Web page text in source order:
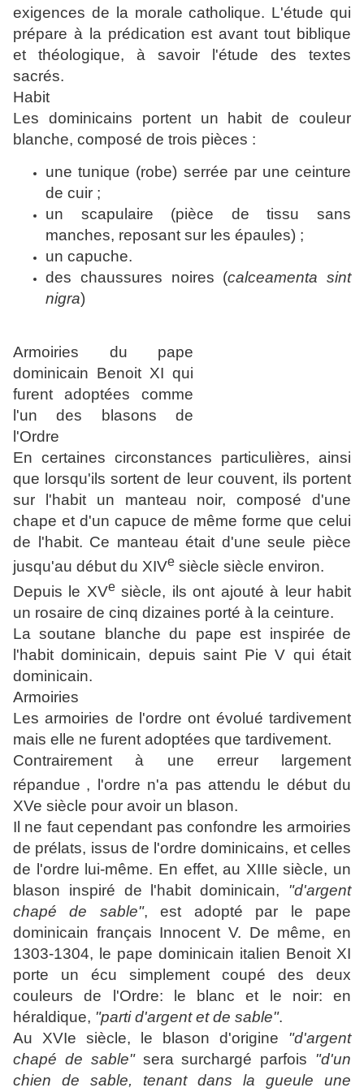
exigences de la morale catholique. L'étude qui
prépare à la prédication est avant tout biblique
et théologique, à savoir l'étude des textes
sacrés.
Habit
Les dominicains portent un habit de couleur
blanche, composé de trois pièces :
une tunique (robe) serrée par une ceinture
de cuir ;
un scapulaire (pièce de tissu sans
manches, reposant sur les épaules) ;
un capuche.
des chaussures noires (calceamenta sint
nigra)
Armoiries du pape
dominicain Benoit XI qui
furent adoptées comme
l'un des blasons de
l'Ordre
En certaines circonstances particulières, ainsi
que lorsqu'ils sortent de leur couvent, ils portent
sur l'habit un manteau noir, composé d'une
chape et d'un capuce de même forme que celui
de l'habit. Ce manteau était d'une seule pièce
jusqu'au début du XIVe siècle siècle environ.
Depuis le XVesiècle, ils ont ajouté à leur habit
un rosaire de cinq dizaines porté à la ceinture.
La soutane blanche du pape est inspirée de
l'habit dominicain, depuissaint Pie V qui était
dominicain.
Armoiries
Les armoiries de l'ordre ont évolué tardivement
mais elle ne furent adoptées que tardivement.
Contrairement à une erreur largement
répandue , l'ordre n'a pas attendu le début du
XVe siècle pour avoir un blason.
Il ne faut cependant pas confondre les armoiries
de prélats, issus de l'ordre dominicains, et celles
de l'ordre lui-même. En effet, au XIIIe siècle, un
blason inspiré de l'habit dominicain, "d'argent
chapé de sable", est adopté par le pape
dominicain français Innocent V. De même, en
1303-1304, le pape dominicain italien Benoit XI
porte un écu simplement coupé des deux
couleurs de l'Ordre: le blanc et le noir: en
héraldique, "parti d'argent et de sable".
Au XVIe siècle, le blason d'origine "d'argent
chapé de sable"sera surchargé parfois "d'un
chien de sable, tenant dans la gueule une